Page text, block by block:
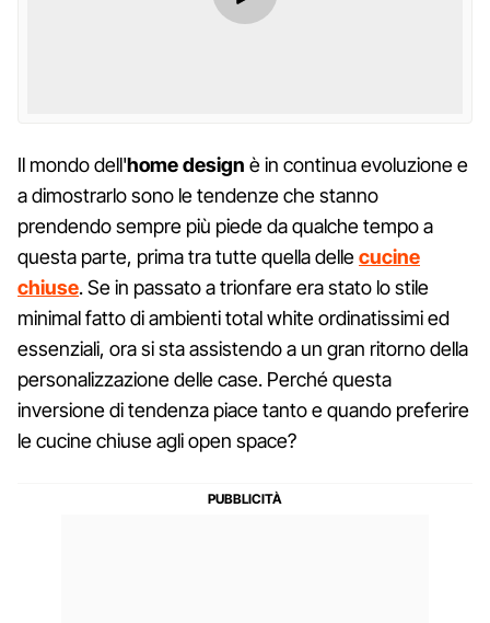
Il mondo dell'home design è in continua evoluzione e
a dimostrarlo sono le tendenze che stanno
prendendo sempre più piede da qualche tempo a
questa parte, prima tra tutte quella dellecucine
chiuse. Se in passato a trionfare era stato lo stile
minimal fatto di ambienti total white ordinatissimi ed
essenziali, ora si sta assistendo a un gran ritorno della
personalizzazione delle case. Perché questa
inversione di tendenza piace tanto e quando preferire
le cucine chiuse agli open space?